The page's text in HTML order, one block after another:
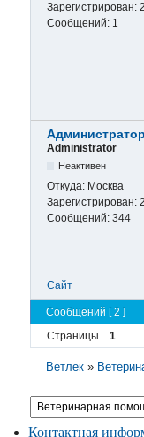
Зарегистрирован:
Сообщений: 1
Администратор
Administrator
Неактивен
Откуда: Москва
Зарегистрирован:
Сообщений: 344
Сайт
Сообщений [ 2 ]
Страницы
1
Ветлек »
Контактная